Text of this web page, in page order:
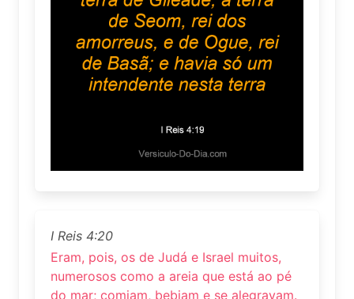
I Reis 4:20
Eram, pois, os de Judá e Israel muitos,
numerosos como a areia que está ao pé
do mar; comiam, bebiam e se alegravam.